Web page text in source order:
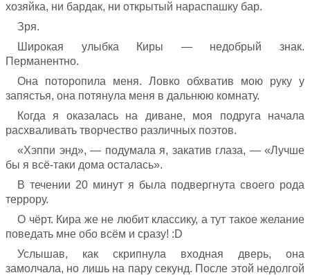
хозяйка, ни бардак, ни открытый нараспашку бар.
Зря.
Широкая улыбка Киры — недобрый знак.
Перманентно.
Она поторопила меня. Ловко обхватив мою руку у
запястья, она потянула меня в дальнюю комнату.
Когда я оказалась на диване, моя подруга начала
расхваливать творчество различных поэтов.
«Хэппи энд», — подумала я, закатив глаза, — «Лучше
бы я всё-таки дома осталась».
В течении 20 минут я была подвергнута своего рода
террору.
О чёрт. Кира же не любит классику, а тут такое желание
поведать мне обо всём и сразу! :D
Услышав, как скрипнула входная дверь, она
замолчала, но лишь на пару секунд. После этой недолгой